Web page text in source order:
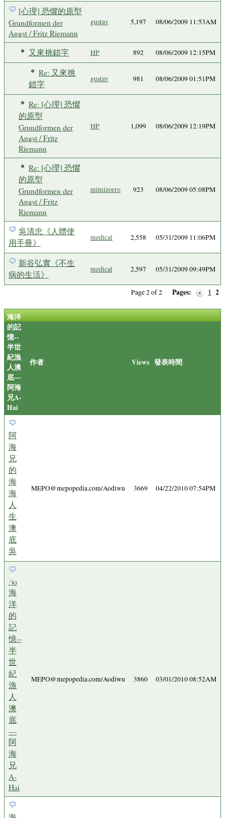
[心理] 恐懼的原型
Grundformen der
Angst / Fritz Riemann
gustav 5,197 08/06/2009 11:53AM
又來挑錯字 HP 892 08/06/2009 12:15PM
Re: 又來挑
錯字
gustav 981 08/06/2009 01:51PM
Re: [心理] 恐懼
的原型
Grundformen der
Angst / Fritz
Riemann
HP 1,099 08/06/2009 12:19PM
Re: [心理] 恐懼
的原型
Grundformen der
Angst / Fritz
Riemann
mimizorro 923 08/06/2009 05:08PM
吳清忠《人體使
用手冊》
medical 2,558 05/31/2009 11:06PM
新谷弘實《不生
病的生活》
medical 2,597 05/31/2009 09:49PM
Page 2 of 2 Pages: 1 2
海洋
的記
憶--
半世
紀漁
人澳
底—
阿海
兄A-
Hai
作者 Views 發表時間
阿
海
兄
的
海
海
人
生
澳
底
吳
MEPO@mepopedia.com/Aodiwu 3669 04/22/2010 07:54PM
:)o
海
洋
的
記
憶--
半
世
紀
漁
人
澳
底
—
阿
海
兄
A-
Hai
MEPO@mepopedia.com/Aodiwu 3860 03/01/2010 08:52AM